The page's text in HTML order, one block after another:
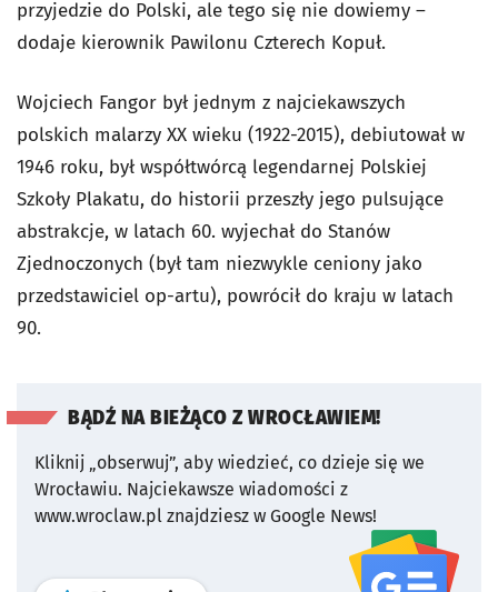
przyjedzie do Polski, ale tego się nie dowiemy –
dodaje kierownik Pawilonu Czterech Kopuł.
Wojciech Fangor był jednym z najciekawszych
polskich malarzy XX wieku (1922-2015), debiutował w
1946 roku, był współtwórcą legendarnej Polskiej
Szkoły Plakatu, do historii przeszły jego pulsujące
abstrakcje, w latach 60. wyjechał do Stanów
Zjednoczonych (był tam niezwykle ceniony jako
przedstawiciel op-artu), powrócił do kraju w latach
90.
BĄDŹ NA BIEŻĄCO Z WROCŁAWIEM!
Kliknij „obserwuj”, aby wiedzieć, co dzieje się we
Wrocławiu. Najciekawsze wiadomości z
www.wroclaw.pl znajdziesz w Google News!